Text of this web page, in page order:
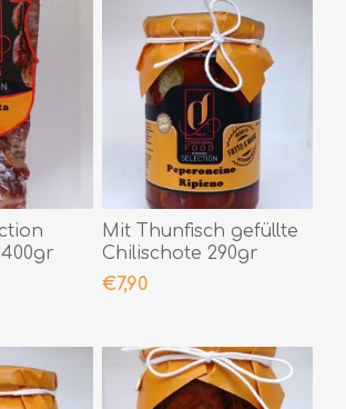
Mit Thunfisch gefüllte
Chilischote 290gr
€7,90